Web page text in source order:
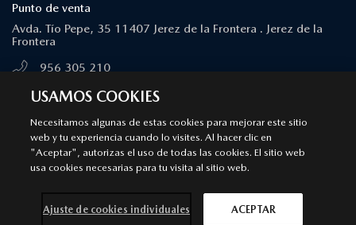
Punto de venta
Avda. Tío Pepe, 35 11407 Jerez de la Frontera . Jerez de la
Frontera
956 305 210
MÁS INFORMACIÓN
CÁDIZ
Punto de venta
956 200 103
USAMOS COOKIES
Necesitamos algunas de estas cookies para mejorar este sitio
web y tu experiencia cuando lo visites. Al hacer clic en
"Aceptar", autorizas el uso de todas las cookies. El sitio web
usa cookies necesarias para tu visita al sitio web.
Ajuste de cookies individuales ACEPTAR